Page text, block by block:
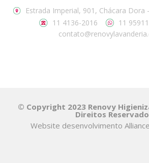
Estrada Imperial, 901, Chácara Dora
11 4136-2016
11
© Copyright 2023 Renovy
Direitos
Website desenvolvimento